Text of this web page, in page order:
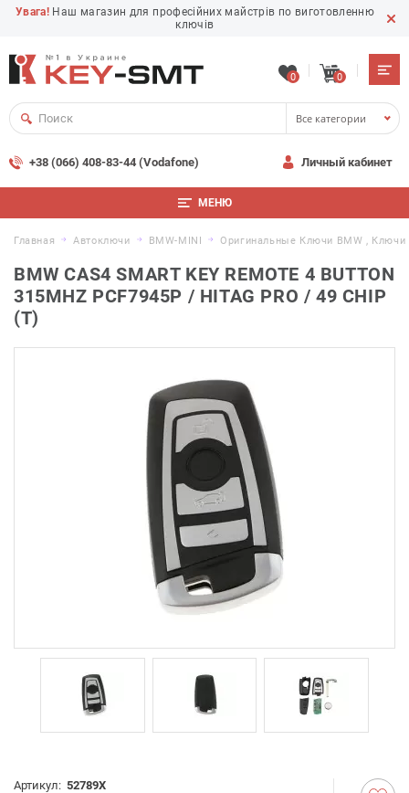
Увага! Наш магазин для професійних майстрів по виготовленню
ключів
0 0
Все категории
+38 (066) 408-83-44 (Vodafone) Личный кабинет
МЕНЮ
Главная Автоключи BMW-MINI Оригинальные Ключи BMW ,
BMW CAS4 SMART KEY REMOTE 4 BUTTON
315MHZ PCF7945P / HITAG PRO / 49 CHIP
(T)
Артикул: 52789X